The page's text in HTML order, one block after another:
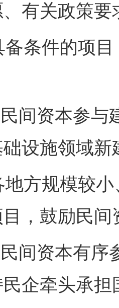
有关政策
件的项目
资本参与
设施领域新
规模较小
，鼓励民
资本有序
企牵头承